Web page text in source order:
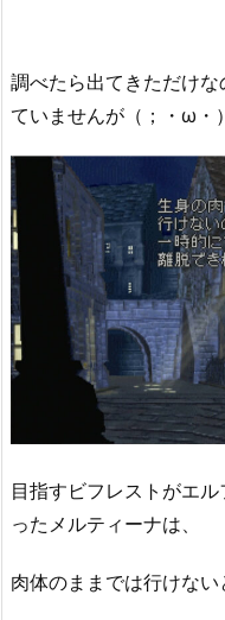
調べたら出てきただけ
ていませんが（；・ω・）
目指すビフレストがエ
ったメルティーナは、
肉体のままでは行けない